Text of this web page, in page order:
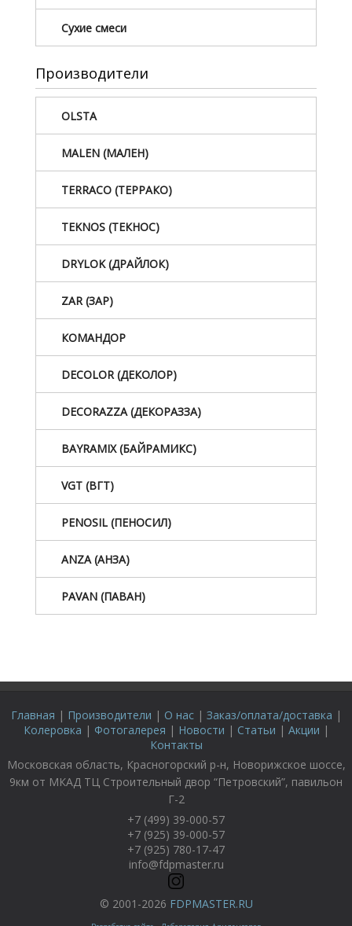
Сухие смеси
Производители
OLSTA
MALEN (МАЛЕН)
TERRACO (ТЕРРАКО)
TEKNOS (ТЕКНОС)
DRYLOK (ДРАЙЛОК)
ZAR (ЗАР)
КОМАНДОР
DECOLOR (ДЕКОЛОР)
DECORAZZA (ДЕКОРАЗЗА)
BAYRAMIX (БАЙРАМИКС)
VGT (ВГТ)
PENOSIL (ПЕНОСИЛ)
ANZA (АНЗА)
PAVAN (ПАВАН)
Главная | Производители | О нас| Заказ/оплата/доставка |
Колеровка | Фотогалерея | Новости | Статьи | Акции |
Контакты
Московская область, Красногорский р-н, Новорижское шоссе,
9км от МКАД ТЦ Строительный двор “Петровский”, павильон
Г-2
+7 (499) 39-000-57
+7 (925) 39-000-57
+7 (925) 780-17-47
info@fdpmaster.ru
© 2001-2026 FDPMASTER.RU